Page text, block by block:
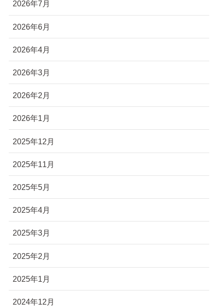
2026年7月
2026年6月
2026年4月
2026年3月
2026年2月
2026年1月
2025年12月
2025年11月
2025年5月
2025年4月
2025年3月
2025年2月
2025年1月
2024年12月